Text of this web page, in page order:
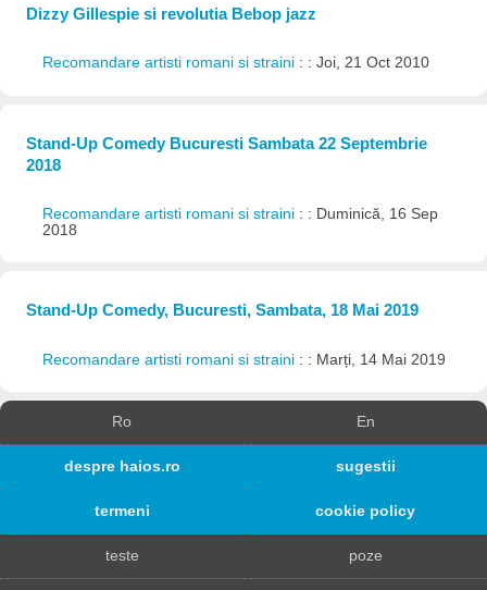
Dizzy Gillespie si revolutia Bebop jazz
Recomandare artisti romani si straini : : Joi, 21 Oct 2010
Stand-Up Comedy Bucuresti Sambata 22 Septembrie
2018
Recomandare artisti romani si straini : : Duminică, 16 Sep
2018
Stand-Up Comedy, Bucuresti, Sambata, 18 Mai 2019
Recomandare artisti romani si straini : : Marți, 14 Mai 2019
Ro En
despre haios.ro sugestii
termeni cookie policy
teste poze